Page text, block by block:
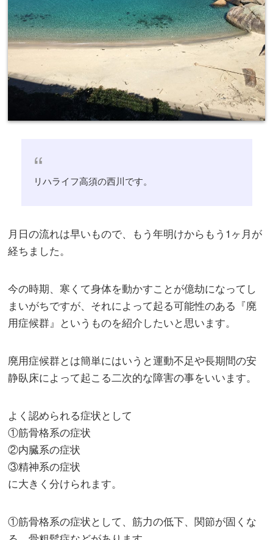
リハライフ高須の西川です。
月日の流れは早いもので、もう年明けからもう1ヶ月が
経ちました。
今の時期、寒くて身体を動かすことが億劫になってし
まいがちですが、それによって起る可能性のある『廃
用症候群』というものを紹介したいと思います。
廃用症候群とは簡単にはいうと運動不足や長期間の安
静臥床によって起こる二次的な障害の事をいいます。
よく認められる症状として
①筋骨格系の症状
②内臓系の症状
③精神系の症状
に大きく分けられます。
①筋骨格系の症状として、筋力の低下、関節が固くな